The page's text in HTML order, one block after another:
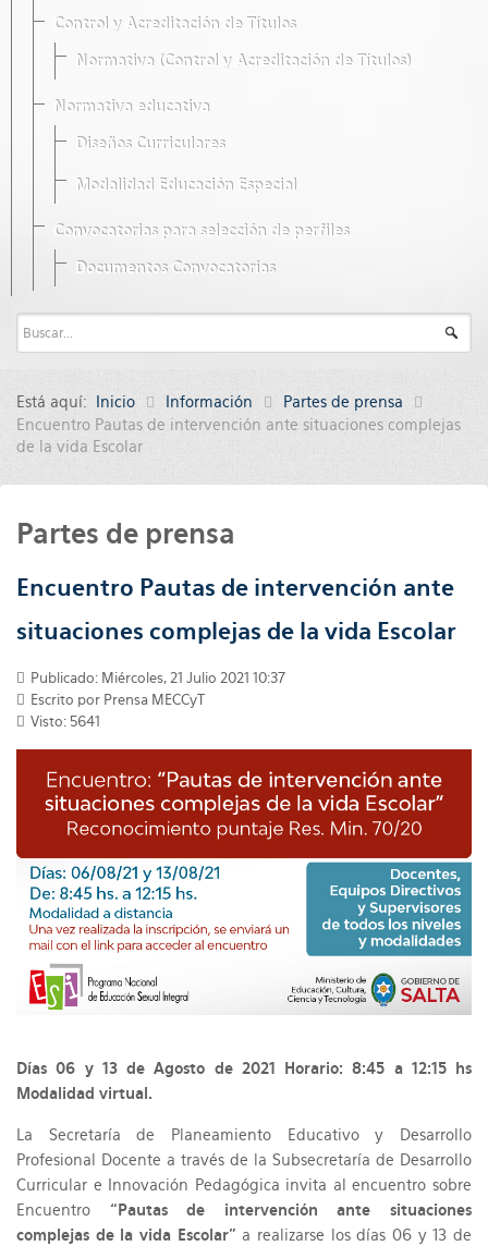
Control y Acreditación de Títulos
Normativa (Control y Acreditación de Títulos)
Normativa educativa
Diseños Curriculares
Modalidad Educación Especial
Convocatorias para selección de perfiles
Documentos Convocatorias
Está aquí: Inicio Información
Partes de prensa
Encuentro Pautas de intervención ante situaciones complejas
de la vida Escolar
Partes de prensa
Encuentro Pautas de intervención ante
situaciones complejas de la vida Escolar
Publicado: Miércoles, 21 Julio 2021 10:37
Escrito por Prensa MECCyT
Visto: 5641
Días 06 y 13 de Agosto de 2021 Horario: 8:45 a 12:15 hs
Modalidad virtual.
La Secretaría de Planeamiento Educativo y Desarrollo
Profesional Docente a través de la Subsecretaría de Desarrollo
Curricular e Innovación Pedagógica invita al encuentro sobre
Encuentro “Pautas de intervención ante situaciones
complejas de la vida Escolar” a realizarse los días 06 y 13 de